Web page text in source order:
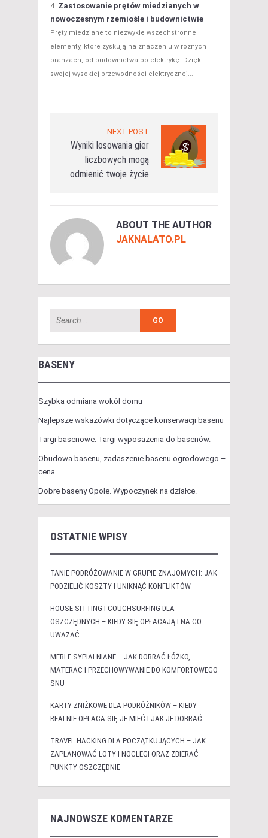
Zastosowanie prętów miedzianych w
nowoczesnym rzemiośle i budownictwie
Pręty miedziane to niezwykle wszechstronne
elementy, które zyskują na znaczeniu w różnych
branżach, od budownictwa po elektrykę. Dzięki
swojej wysokiej przewodności elektrycznej...
NEXT POST
Wyniki losowania gier
liczbowych mogą
odmienić twoje życie
ABOUT THE AUTHOR
JAKNALATO.PL
BASENY
Szybka odmiana wokół domu
Najlepsze wskazówki dotyczące konserwacji basenu
Targi basenowe. Targi wyposażenia do basenów.
Obudowa basenu, zadaszenie basenu ogrodowego –
cena
Dobre baseny Opole. Wypoczynek na działce.
OSTATNIE WPISY
TANIE PODRÓŻOWANIE W GRUPIE ZNAJOMYCH: JAK
PODZIELIĆ KOSZTY I UNIKNĄĆ KONFLIKTÓW
HOUSE SITTING I COUCHSURFING DLA
OSZCZĘDNYCH – KIEDY SIĘ OPŁACAJĄ I NA CO
UWAŻAĆ
MEBLE SYPIALNIANE – JAK DOBRAĆ ŁÓŻKO,
MATERAC I PRZECHOWYWANIE DO KOMFORTOWEGO
SNU
KARTY ZNIŻKOWE DLA PODRÓŻNIKÓW – KIEDY
REALNIE OPŁACA SIĘ JE MIEĆ I JAK JE DOBRAĆ
TRAVEL HACKING DLA POCZĄTKUJĄCYCH – JAK
ZAPLANOWAĆ LOTY I NOCLEGI ORAZ ZBIERAĆ
PUNKTY OSZCZĘDNIE
NAJNOWSZE KOMENTARZE